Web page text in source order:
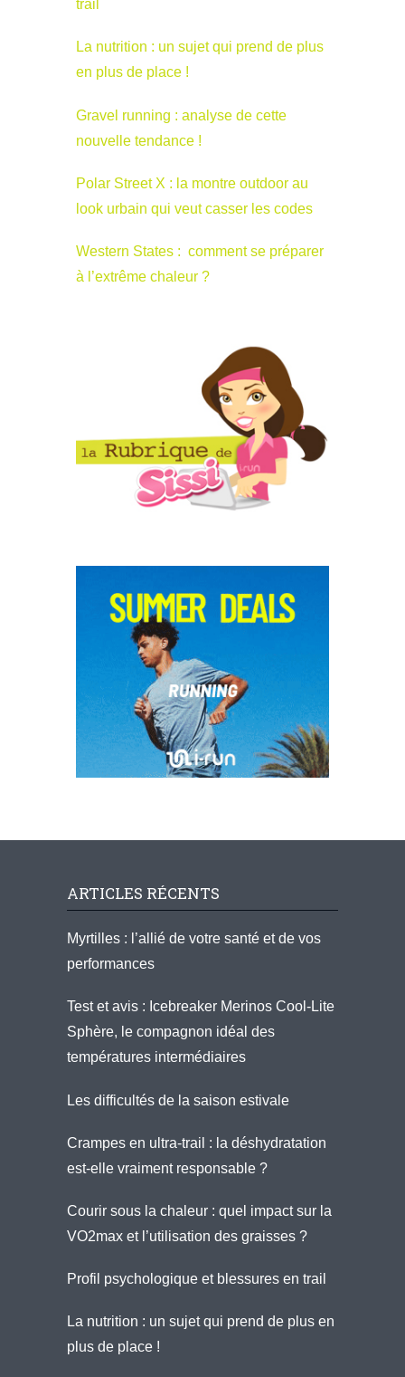
trail
La nutrition : un sujet qui prend de plus
en plus de place !
Gravel running : analyse de cette
nouvelle tendance !
Polar Street X : la montre outdoor au
look urbain qui veut casser les codes
Western States : comment se préparer
à l’extrême chaleur ?
ARTICLES RÉCENTS
Myrtilles : l’allié de votre santé et de vos
performances
Test et avis : Icebreaker Merinos Cool-Lite
Sphère, le compagnon idéal des
températures intermédiaires
Les difficultés de la saison estivale
Crampes en ultra-trail : la déshydratation
est-elle vraiment responsable ?
Courir sous la chaleur : quel impact sur la
VO2max et l’utilisation des graisses ?
Profil psychologique et blessures en trail
La nutrition : un sujet qui prend de plus en
plus de place !